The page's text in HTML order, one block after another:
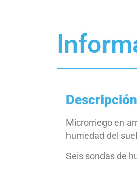
Microrriego en
humedad del
Seis sondas de